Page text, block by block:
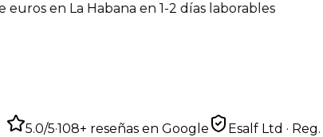
en La Habana en 1-2 días laborables
5.0/5·108+ reseñas en Google Esalf Ltd · Reg.